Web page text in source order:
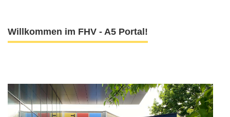
Willkommen im FHV - A5 Portal!